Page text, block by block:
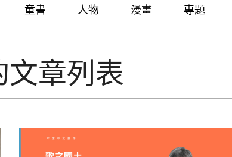
童書 人物 漫畫 專題
章列表